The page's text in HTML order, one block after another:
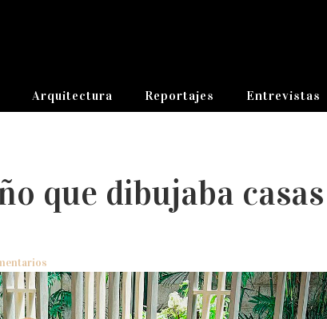
Arquitectura Reportajes Entrevistas
que dibujaba casas